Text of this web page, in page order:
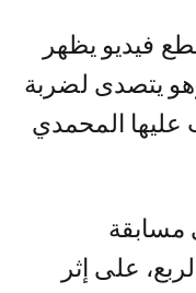
فيديو يظهر
يتصدى لضربة
عليها المحمدي
مسابقة
على إثر